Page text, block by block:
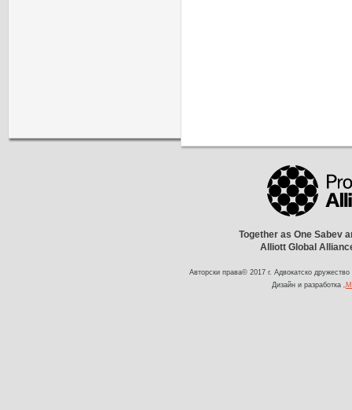
Together as One Sabev
Alliott Global
Авторски права© 2017 г. Адвокатско
Дизайн и разработка